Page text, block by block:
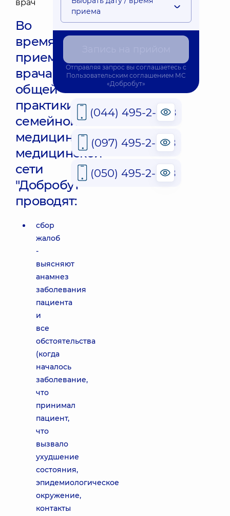
Во
время
приема
врача
общей
практики
семейной
медицины
медицинской
сети
"Добробут"
проводят:
сбор
жалоб
-
выясняют
анамнез
заболевания
пациента
и
все
обстоятельства
(когда
началось
заболевание,
что
принимал
пациент,
что
вызвало
ухудшение
состояния,
эпидемиологическое
окружение,
контакты
приема
Отправляя запрос вы соглашаетесь с
Пользовательским соглашением МС
«Добробут»
(044) 495-2-888
(097) 495-2-888
(050) 495-2-888